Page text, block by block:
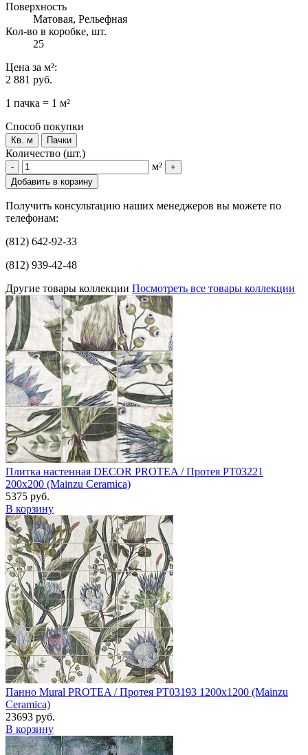
Поверхность
Матовая, Рельефная
Кол-во в коробке, шт.
25
Цена за м²:
2 881 руб.
1 пачка = 1 м²
Способ покупки
Кв. м Пачки
Количество (шт.)
- м²
+
Добавить в корзину
Получить консультацию наших менеджеров вы можете по
телефонам:
(812) 642-92-33
(812) 939-42-48
Другие товары коллекции Посмотреть все товары коллекции
Плитка настенная DECOR PROTEA / Протея PT03221
200x200 (Mainzu Ceramica)
5375 руб.
В корзину
Панно Mural PROTEA / Протея PT03193 1200x1200 (Mainzu
Ceramica)
23693 руб.
В корзину